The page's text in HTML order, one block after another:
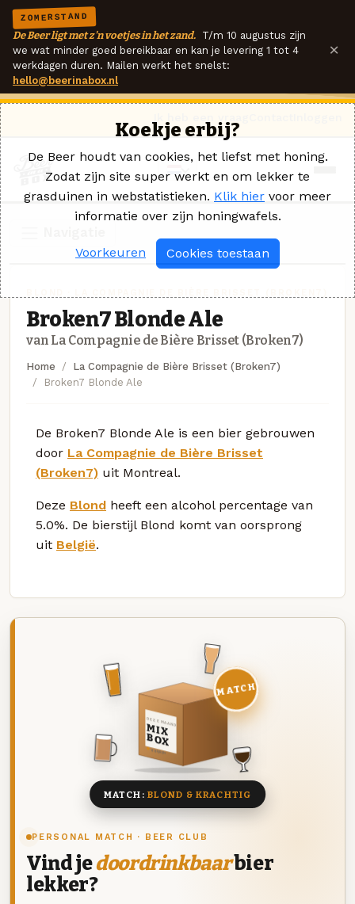
ZOMERSTAND
De Beer ligt met z'n voetjes in het zand. T/m 10 augustus zijn
we wat minder goed bereikbaar en kan je levering 1 tot 4
werkdagen duren. Mailen werkt het snelst:
hello@beerinabox.nl
×
Broken7 Blonde Ale
van La Compagnie de Bière Brisset (Broken7)
Home
La Compagnie de Bière Brisset (Broken7)
Broken7 Blonde Ale
De Broken7 Blonde Ale is een bier gebrouwen
door La Compagnie de Bière Brisset
(Broken7) uit Montreal.
Deze Blond heeft een alcohol percentage van
5.0%. De bierstijl Blond komt van oorsprong
uit België.
PERSONAL MATCH · BEER CLUB
Vind jedoordrinkbaarbier
lekker?
DEZE MAAND
MIX
BOX
8 BIEREN
MATCH
MATCH: BLOND & KRACHTIG
Koekje erbij?
De Beer houdt van cookies, het liefst met honing.
Zodat zijn site super werkt en om lekker te
grasduinen in webstatistieken. Klik hier voor meer
informatie over zijn honingwafels.
Voorkeuren Cookies toestaan